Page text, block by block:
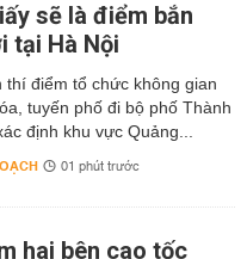
sẽ là điểm bắn
tại Hà Nội
thí điểm tổ chức không gian
tuyến phố đi bộ phố Thành
định khu vực Quảng...
01 phút trước
hai bên cao tốc